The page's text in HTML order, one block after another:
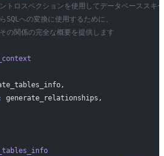
ロスペクションを使用してデータベーススキ
SQLへの変換に使用するために、
の関係の完全な概要を提供します
generate_relationships,